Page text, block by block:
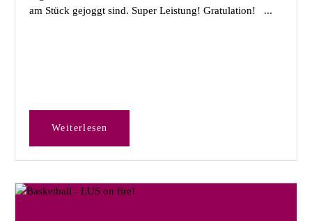
am Stück gejoggt sind. Super Leistung! Gratulation! ...
Weiterlesen